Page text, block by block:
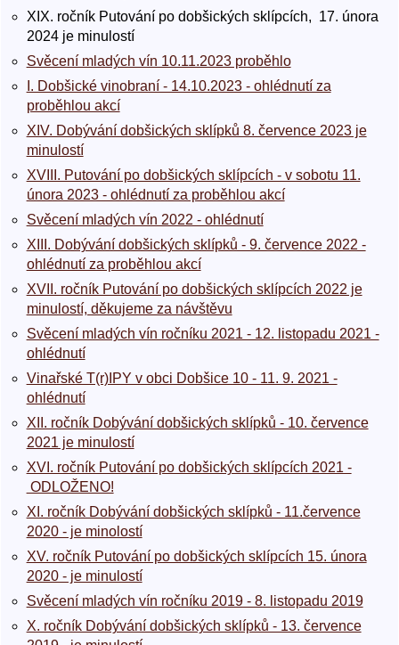
XIX. ročník Putování po dobšických sklípcích, 17. února
2024 je minulostí
Svěcení mladých vín 10.11.2023 proběhlo
I. Dobšické vinobraní - 14.10.2023 - ohlédnutí za
proběhlou akcí
XIV. Dobývání dobšických sklípků 8. července 2023 je
minulostí
XVIII. Putování po dobšických sklípcích - v sobotu 11.
února 2023 - ohlédnutí za proběhlou akcí
Svěcení mladých vín 2022 - ohlédnutí
XIII. Dobývání dobšických sklípků - 9. července 2022 -
ohlédnutí za proběhlou akcí
XVII. ročník Putování po dobšických sklípcích 2022 je
minulostí, děkujeme za návštěvu
Svěcení mladých vín ročníku 2021 - 12. listopadu 2021 -
ohlédnutí
Vinařské T(r)IPY v obci Dobšice 10 - 11. 9. 2021 -
ohlédnutí
XII. ročník Dobývání dobšických sklípků - 10. července
2021 je minulostí
XVI. ročník Putování po dobšických sklípcích 2021 -
ODLOŽENO!
XI. ročník Dobývání dobšických sklípků - 11.července
2020 - je minolostí
XV. ročník Putování po dobšických sklípcích 15. února
2020 - je minulostí
Svěcení mladých vín ročníku 2019 - 8. listopadu 2019
X. ročník Dobývání dobšických sklípků - 13. července